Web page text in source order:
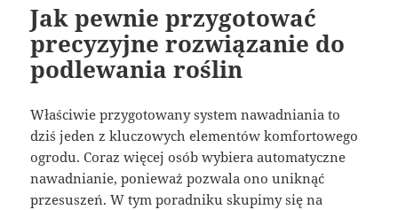
Jak pewnie przygotować
precyzyjne rozwiązanie do
podlewania roślin
Właściwie przygotowany system nawadniania to
dziś jeden z kluczowych elementów komfortowego
ogrodu. Coraz więcej osób wybiera automatyczne
nawadnianie, ponieważ pozwala ono uniknąć
przesuszeń. W tym poradniku skupimy się na